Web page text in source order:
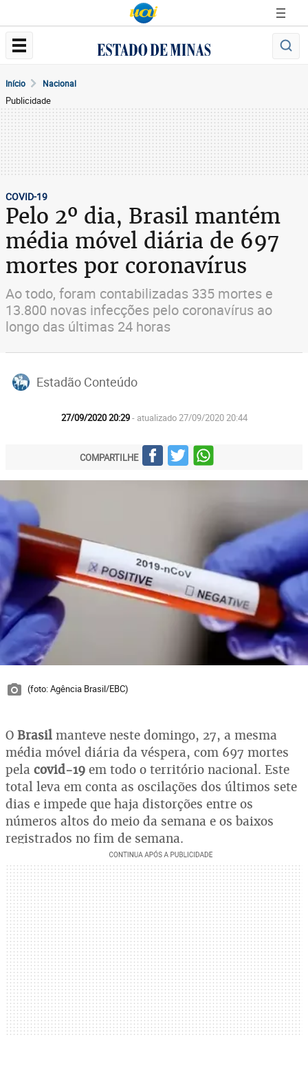
Início Nacional
Publicidade
COVID-19
Pelo 2º dia, Brasil mantém
média móvel diária de 697
mortes por coronavírus
Ao todo, foram contabilizadas 335 mortes e
13.800 novas infecções pelo coronavírus ao
longo das últimas 24 horas
Estadão Conteúdo
27/09/2020 20:29- atualizado 27/09/2020 20:44
COMPARTILHE
(foto: Agência Brasil/EBC)
O Brasil manteve neste domingo, 27, a mesma
média móvel diária da véspera, com 697 mortes
pela covid-19 em todo o território nacional. Este
total leva em conta as oscilações dos últimos sete
dias e impede que haja distorções entre os
números altos do meio da semana e os baixos
registrados no fim de semana.